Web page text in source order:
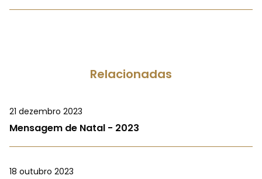
Relacionadas
21 dezembro 2023
Mensagem de Natal - 2023
18 outubro 2023